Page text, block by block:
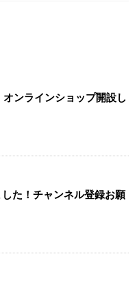
オンラインショップ開設し
た！チャンネル登録お願